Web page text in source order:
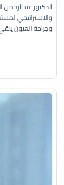
الدكتور
والاستراتيجي
وجراحة العيون